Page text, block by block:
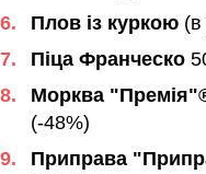
Плов із куркою (в
Піца Франческо
Морква
(-48%)
Приправа